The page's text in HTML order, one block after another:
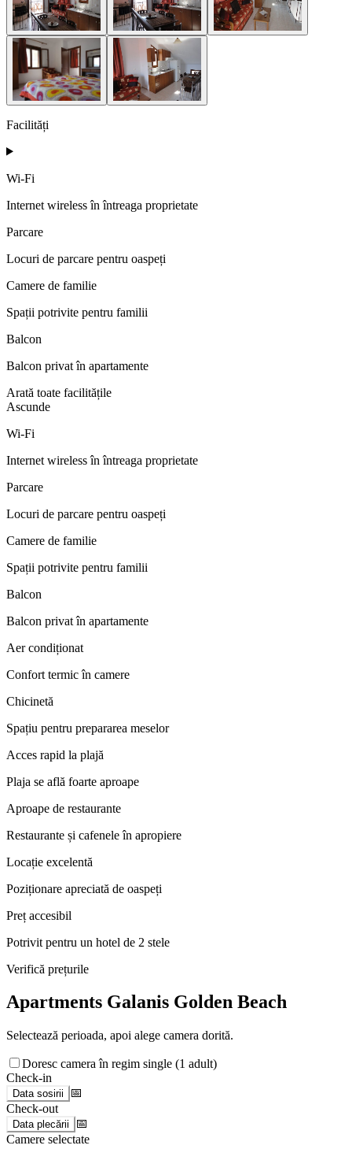
Facilități
Wi-Fi
Internet wireless în întreaga proprietate
Parcare
Locuri de parcare pentru oaspeți
Camere de familie
Spații potrivite pentru familii
Balcon
Balcon privat în apartamente
Arată toate facilitățile
Ascunde
Wi-Fi
Internet wireless în întreaga proprietate
Parcare
Locuri de parcare pentru oaspeți
Camere de familie
Spații potrivite pentru familii
Balcon
Balcon privat în apartamente
Aer condiționat
Confort termic în camere
Chicinetă
Spațiu pentru prepararea meselor
Acces rapid la plajă
Plaja se află foarte aproape
Aproape de restaurante
Restaurante și cafenele în apropiere
Locație excelentă
Poziționare apreciată de oaspeți
Preț accesibil
Potrivit pentru un hotel de 2 stele
Verifică prețurile
Apartments Galanis Golden Beach
Selectează perioada, apoi alege camera dorită.
Doresc camera în regim single (1 adult)
Check-in
Data sosirii
📅
Check-out
Data plecării
📅
Camere selectate